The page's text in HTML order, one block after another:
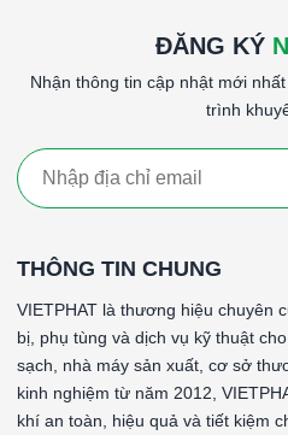
ĐĂNG KÝ
Nhận thông tin cập nhật mới
trình
THÔNG TIN CHUNG
VIETPHAT là thương hiệu chuyên
bị, phụ tùng và dịch vụ kỹ thuật
sạch, nhà máy sản xuất, cơ sở
kinh nghiệm từ năm 2012,
khí an toàn, hiệu quả và tiết kiệm